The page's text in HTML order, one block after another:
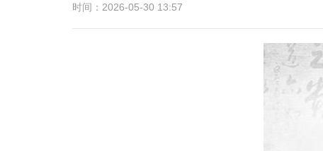
时间：2026-05-30 13:57